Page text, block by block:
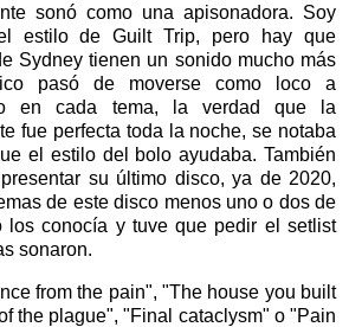
sonó como una apisonadora. Soy
estilo de Guilt Trip, pero hay que
Sydney tienen un sonido mucho más
pasó de moverse como loco a
en cada tema, la verdad que la
fue perfecta toda la noche, se notaba
el estilo del bolo ayudaba. También
su último disco, ya de 2020,
de este disco menos uno o dos de
los conocía y tuve que pedir el setlist
sonaron.
from the pain", "The house you built
the plague", "Final cataclysm" o "Pain